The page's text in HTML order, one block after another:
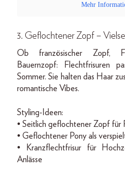
Mehr
3. Geflochtener Zopf –
Ob französischer Zopf,
Bauernzopf: Flechtfrisuren
Sommer. Sie halten das Haar
romantische Vibes.
Styling-Ideen:
• Seitlich geflochtener Zopf für
• Geflochtener Pony als
• Kranzflechtfrisur für
Anlässe